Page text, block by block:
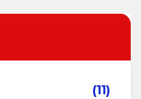
(11)